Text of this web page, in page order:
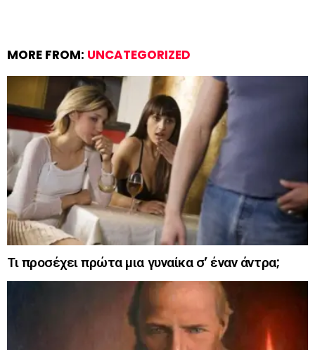
MORE FROM: UNCATEGORIZED
Τι προσέχει πρώτα μια γυναίκα σ’ έναν άντρα;